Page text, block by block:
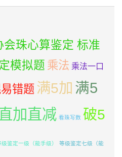
会珠心算鉴定 标准
模拟题 乘法 乘法一口
错题 满5加 满5
加直减 看珠写数 破5
级鉴定一级（能手级） 等级鉴定七级（能